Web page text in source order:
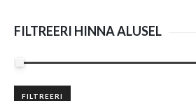
FILTREERI HINNA ALUSEL
Minimaalne
Maksimaalne
FILTREERI